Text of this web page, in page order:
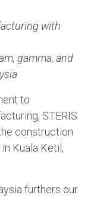
with
gamma, and
to
STERIS
construction
Kuala Ketil,
furthers our